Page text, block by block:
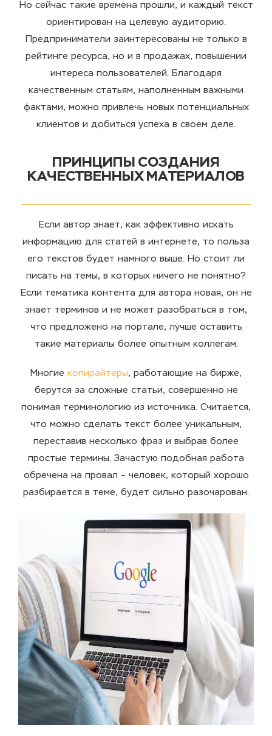
Но сейчас такие времена прошли, и каждый текст
ориентирован на целевую аудиторию.
Предприниматели заинтересованы не только в
рейтинге ресурса, но и в продажах, повышении
интереса пользователей. Благодаря
качественным статьям, наполненным важными
фактами, можно привлечь новых потенциальных
клиентов и добиться успеха в своем деле.
ПРИНЦИПЫ СОЗДАНИЯ
КАЧЕСТВЕННЫХ МАТЕРИАЛОВ
Если автор знает, как эффективно искать
информацию для статей в интернете, то польза
его текстов будет намного выше. Но стоит ли
писать на темы, в которых ничего не понятно?
Если тематика контента для автора новая, он не
знает терминов и не может разобраться в том,
что предложено на портале, лучше оставить
такие материалы более опытным коллегам.
Многие копирайтеры, работающие на бирже,
берутся за сложные статьи, совершенно не
понимая терминологию из источника. Считается,
что можно сделать текст более уникальным,
переставив несколько фраз и выбрав более
простые термины. Зачастую подобная работа
обречена на провал – человек, который хорошо
разбирается в теме, будет сильно разочарован.